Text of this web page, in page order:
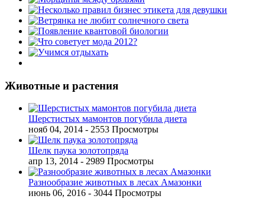
Животные и растения
Шерстистых мамонтов погубила диета
нояб 04, 2014 - 2553 Просмотры
Шелк паука золотопряда
апр 13, 2014 - 2989 Просмотры
Разнообразие животных в лесах Амазонки
июнь 06, 2016 - 3044 Просмотры